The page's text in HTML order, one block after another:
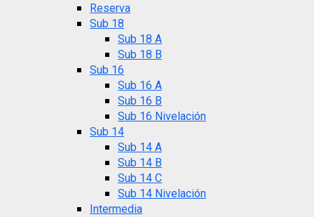
Reserva
Sub 18
Sub 18 A
Sub 18 B
Sub 16
Sub 16 A
Sub 16 B
Sub 16 Nivelación
Sub 14
Sub 14 A
Sub 14 B
Sub 14 C
Sub 14 Nivelación
Intermedia